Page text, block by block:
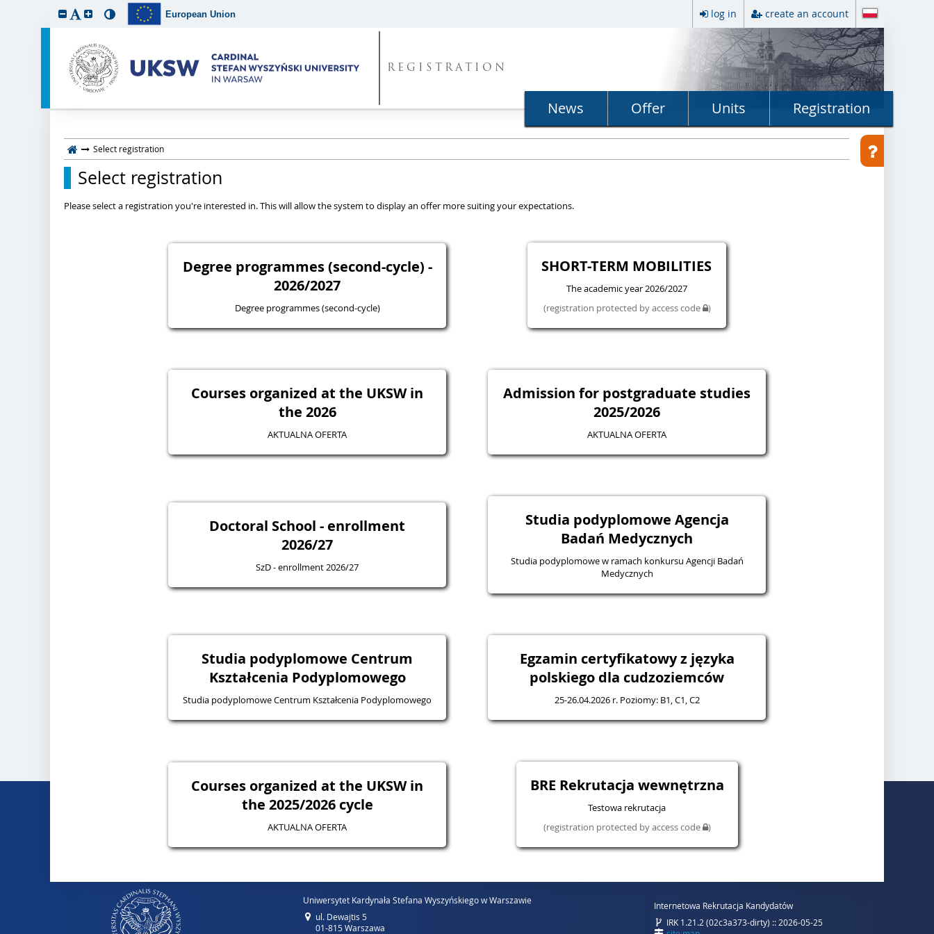
European Union log in create an account
REGISTRATION
News Offer Units Registration
Select registration
Select registration
Please select a registration you're interested in. This will allow the system to display an offer more suiting your expectations.
Degree programmes (second-cycle) -
2026/2027
Degree programmes (second-cycle)
SHORT-TERM MOBILITIES
The academic year 2026/2027
(registration protected by access code )
Courses organized at the UKSW in
the 2026
AKTUALNA OFERTA
Admission for postgraduate studies
2025/2026
AKTUALNA OFERTA
Doctoral School - enrollment
2026/27
SzD - enrollment 2026/27
Studia podyplomowe Agencja
Badań Medycznych
Studia podyplomowe w ramach konkursu Agencji Badań
Medycznych
Studia podyplomowe Centrum
Kształcenia Podyplomowego
Studia podyplomowe Centrum Kształcenia Podyplomowego
Egzamin certyfikatowy z języka
polskiego dla cudzoziemców
25-26.04.2026 r. Poziomy: B1, C1, C2
Courses organized at the UKSW in
the 2025/2026 cycle
AKTUALNA OFERTA
BRE Rekrutacja wewnętrzna
Testowa rekrutacja
(registration protected by access code )
Uniwersytet Kardynała Stefana Wyszyńskiego w Warszawie
ul. Dewajtis 5
01-815 Warszawa
Internetowa Rekrutacja Kandydatów
IRK 1.21.2 (02c3a373-dirty) :: 2026-05-25